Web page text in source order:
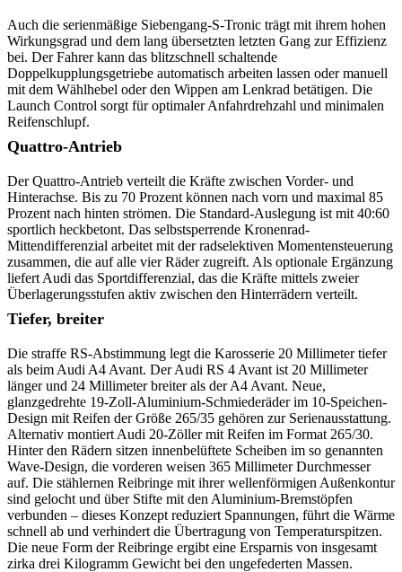
Auch die serienmäßige Siebengang-S-Tronic trägt mit ihrem hohen
Wirkungsgrad und dem lang übersetzten letzten Gang zur Effizienz
bei. Der Fahrer kann das blitzschnell schaltende
Doppelkupplungsgetriebe automatisch arbeiten lassen oder manuell
mit dem Wählhebel oder den Wippen am Lenkrad betätigen. Die
Launch Control sorgt für optimaler Anfahrdrehzahl und minimalen
Reifenschlupf.
Quattro-Antrieb
Der Quattro-Antrieb verteilt die Kräfte zwischen Vorder- und
Hinterachse. Bis zu 70 Prozent können nach vorn und maximal 85
Prozent nach hinten strömen. Die Standard-Auslegung ist mit 40:60
sportlich heckbetont. Das selbstsperrende Kronenrad-
Mittendifferenzial arbeitet mit der radselektiven Momentensteuerung
zusammen, die auf alle vier Räder zugreift. Als optionale Ergänzung
liefert Audi das Sportdifferenzial, das die Kräfte mittels zweier
Überlagerungsstufen aktiv zwischen den Hinterrädern verteilt.
Tiefer, breiter
Die straffe RS-Abstimmung legt die Karosserie 20 Millimeter tiefer
als beim Audi A4 Avant. Der Audi RS 4 Avant ist 20 Millimeter
länger und 24 Millimeter breiter als der A4 Avant. Neue,
glanzgedrehte 19-Zoll-Aluminium-Schmiederäder im 10-Speichen-
Design mit Reifen der Größe 265/35 gehören zur Serienausstattung.
Alternativ montiert Audi 20-Zöller mit Reifen im Format 265/30.
Hinter den Rädern sitzen innenbelüftete Scheiben im so genannten
Wave-Design, die vorderen weisen 365 Millimeter Durchmesser
auf. Die stählernen Reibringe mit ihrer wellenförmigen Außenkontur
sind gelocht und über Stifte mit den Aluminium-Bremstöpfen
verbunden – dieses Konzept reduziert Spannungen, führt die Wärme
schnell ab und verhindert die Übertragung von Temperaturspitzen.
Die neue Form der Reibringe ergibt eine Ersparnis von insgesamt
zirka drei Kilogramm Gewicht bei den ungefederten Massen.